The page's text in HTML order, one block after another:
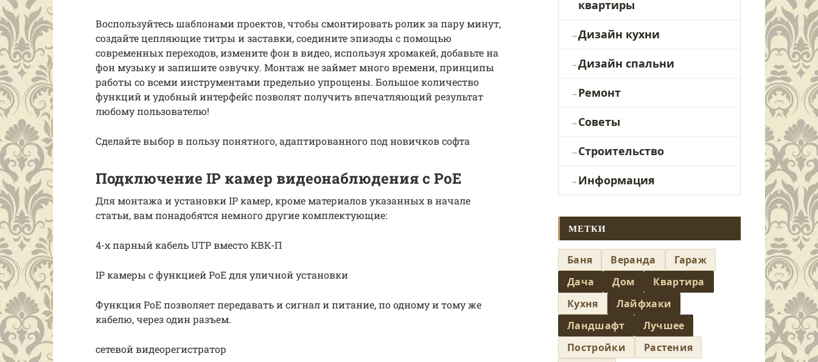
Воспользуйтесь шаблонами проектов, чтобы смонтировать ролик за пару минут,
создайте цепляющие титры и заставки, соедините эпизоды с помощью
современных переходов, измените фон в видео, используя хромакей, добавьте на
фон музыку и запишите озвучку. Монтаж не займет много времени, принципы
работы со всеми инструментами предельно упрощены. Большое количество
функций и удобный интерфейс позволят получить впечатляющий результат
любому пользователю!
Сделайте выбор в пользу понятного, адаптированного под новичков софта
Подключение IP камер видеонаблюдения с PoE
Для монтажа и установки IP камер, кроме материалов указанных в начале
статьи, вам понадобятся немного другие комплектующие:
4-х парный кабель UTP вместо КВК-П
IP камеры с функцией PoE для уличной установки
Функция PoE позволяет передавать и сигнал и питание, по одному и тому же
кабелю, через один разъем.
сетевой видеорегистратор
квартиры
Дизайн кухни
Дизайн спальни
Ремонт
Советы
Строительство
Информация
МЕТКИ
Баня Веранда
Гараж
Дача
Дом
Квартира
Кухня
Лайфхаки
Ландшафт
Лучшее
Постройки
Растения